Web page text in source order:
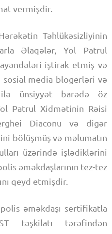
vermişdir.
Təhlükəsizliyinin
Əlaqələr, Yol Patrul
iştirak etmiş və
media blogerləri və
ilə ünsiyyət barədə öz
Patrul Xidmətinin Rəisi
Diaconu və digər
bölüşmüş və məlumatın
üzərində işlədiklərini
əməkdaşlarının tez-tez
qeyd etmişdir.
əməkdaşı sertifikatla
təşkilatı tərəfindən